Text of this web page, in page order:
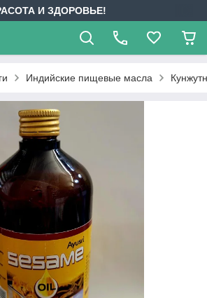
И ЗДОРОВЬЕ!
Индийские пищевые масла